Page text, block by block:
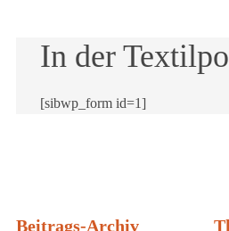
In der
[sibwp_form id=1]
Beitrags-Archiv